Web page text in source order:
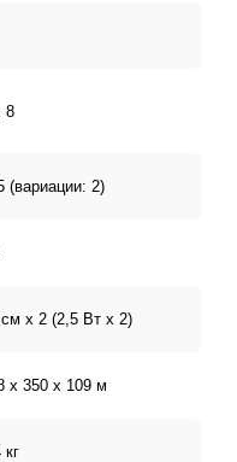
8
(вариации: 2)
х 2 (2,5 Вт х 2)
x 350 x 109 м
кг